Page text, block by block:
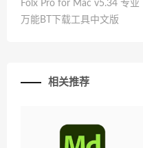
Folx Pro for Mac v5.34 专业
万能BT下载工具中文版
相关推荐